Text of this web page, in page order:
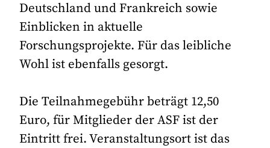
Deutschland und Frankreich sowie
Einblicken in aktuelle
Forschungsprojekte. Für das leibliche
Wohl ist ebenfalls gesorgt.
Die Teilnahmegebühr beträgt 12,50
Euro, für Mitglieder der ASF ist der
Eintritt frei. Veranstaltungsort ist das